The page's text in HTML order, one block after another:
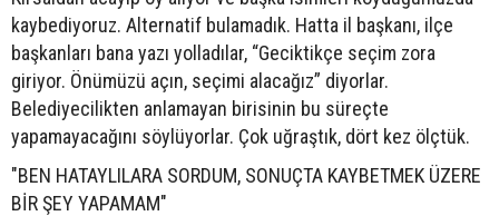
kaybediyoruz. Alternatif bulamadık. Hatta il başkanı, ilçe
başkanları bana yazı yolladılar, “Geciktikçe seçim zora
giriyor. Önümüzü açın, seçimi alacağız” diyorlar.
Belediyecilikten anlamayan birisinin bu süreçte
yapamayacağını söylüyorlar. Çok uğraştık, dört kez ölçtük.
"BEN HATAYLILARA SORDUM, SONUÇTA KAYBETMEK ÜZERE
BİR ŞEY YAPAMAM"